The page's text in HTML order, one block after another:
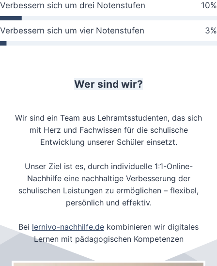
Verbessern sich um drei Notenstufen 10%
Verbessern sich um vier Notenstufen 3%
Wer sind wir?
Wir sind ein Team aus Lehramtsstudenten, das sich
mit Herz und Fachwissen für die schulische
Entwicklung unserer Schüler einsetzt.
Unser Ziel ist es, durch individuelle 1:1-Online-
Nachhilfe eine nachhaltige Verbesserung der
schulischen Leistungen zu ermöglichen – flexibel,
persönlich und effektiv.
Bei lernivo-nachhilfe.de kombinieren wir digitales
Lernen mit pädagogischen Kompetenzen